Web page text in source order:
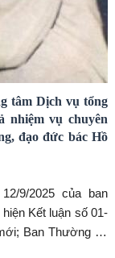
tâm Dịch vụ tổng
nhiệm vụ chuyên
đạo đức bác Hồ
9/2025 của ban
Kết luận số 01-
Ban Thường vụ